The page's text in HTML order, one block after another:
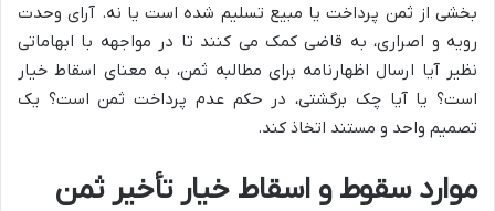
بخشی از ثمن پرداخت یا مبیع تسلیم شده است یا نه. آرای وحدت
رویه و اصراری، به قاضی کمک می کنند تا در مواجهه با ابهاماتی
نظیر آیا ارسال اظهارنامه برای مطالبه ثمن، به معنای اسقاط خیار
است؟ یا آیا چک برگشتی، در حکم عدم پرداخت ثمن است؟ یک
تصمیم واحد و مستند اتخاذ کند.
موارد سقوط و اسقاط خیار تأخیر ثمن